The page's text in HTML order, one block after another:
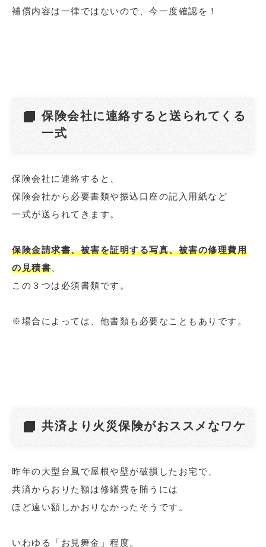
補償内容は一律ではないので、今一度確認を！
保険会社に連絡すると送られてくる
一式
保険会社に連絡すると、
保険会社から必要書類や振込口座の記入用紙など
一式が送られてきます。
保険金請求書、被害を証明する写真、被害の修理費用
の見積書
この３つは必須書類です。
※場合によっては、他書類も必要なこともありです。
共済より火災保険がおススメなワケ
昨年の大型台風で屋根や壁が破損したお宅で、
共済からおりた額は修繕費を賄うには
ほど遠い額しかおりなかったそうです。
いわゆる「お見舞金」程度。